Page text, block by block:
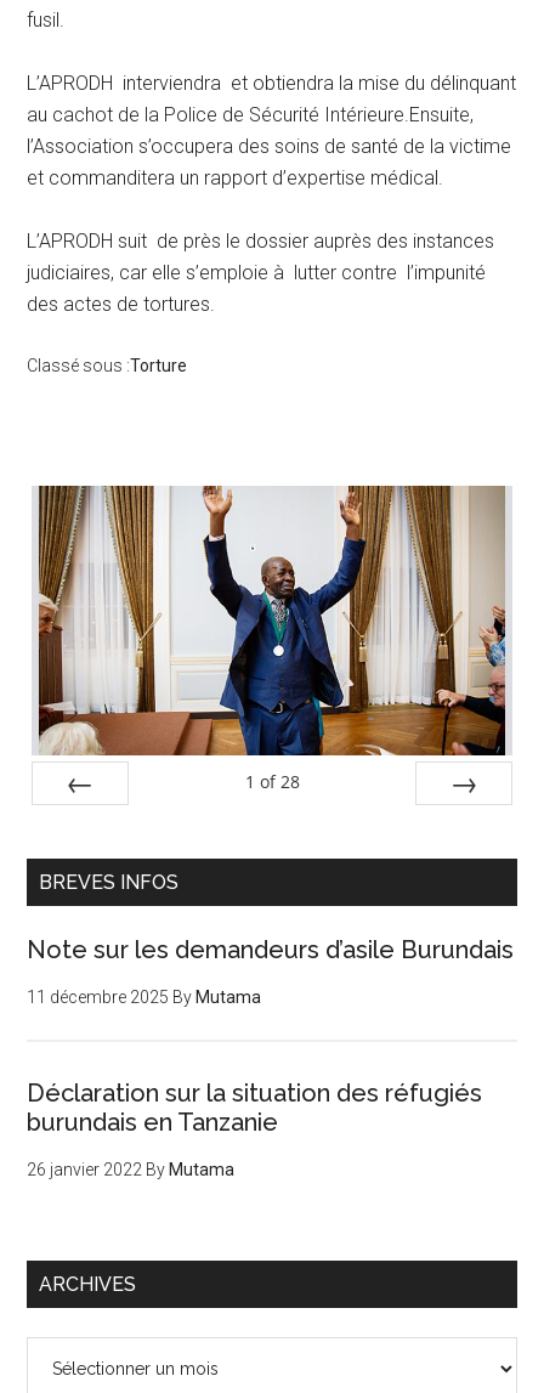
fusil.
L’APRODH interviendra et obtiendra la mise du délinquant
au cachot de la Police de Sécurité Intérieure.Ensuite,
l’Association s’occupera des soins de santé de la victime
et commanditera un rapport d’expertise médical.
L’APRODH suit de près le dossier auprès des instances
judiciaires, car elle s’emploie à lutter contre l’impunité
des actes de tortures.
Classé sous :Torture
Barre
latérale
principale
1 of 28
BREVES INFOS
Note sur les demandeurs d’asile Burundais
11 décembre 2025 By Mutama
Déclaration sur la situation des réfugiés
burundais en Tanzanie
26 janvier 2022 By Mutama
ARCHIVES